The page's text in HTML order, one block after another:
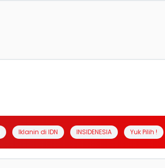
Iklanin di IDN INSIDENESIA Yuk Pilih !